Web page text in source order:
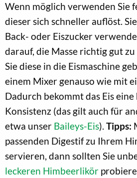
Wenn möglich verwenden Sie
dieser sich schneller auflöst.
Back- oder Eiszucker
darauf, die Masse richtig gut
Sie diese in die Eismaschine
einem Mixer genauso wie mit
Dadurch bekommt das Eis
Konsistenz (das gilt auch für
etwa unser Baileys-Eis). Tipps:
passenden Digestif zu Ihrem
servieren, dann sollten Sie
leckeren Himbeerlikör